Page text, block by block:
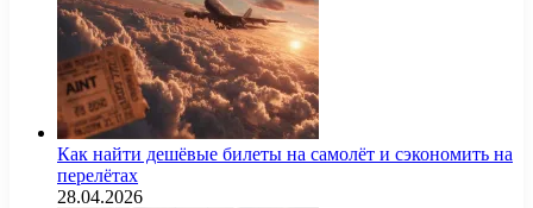
Как найти дешёвые билеты на самолёт и сэкономить на
перелётах
28.04.2026